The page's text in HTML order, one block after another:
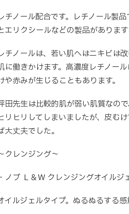
チノール配合です。レチノール製
エリクシールなどの製品があります
チノールは、若い肌へはニキビは
に働きかけます。高濃度レチノー
や赤みが生じることもあります。
田先生は比較的肌が弱い肌質なの
リヒリしてしまいましたが、皮む
大丈夫でした。
クレンジング〜
・ノブ Ｌ＆Ｗ クレンジングオイルジ
イルジェルタイプ。ぬるぬるする